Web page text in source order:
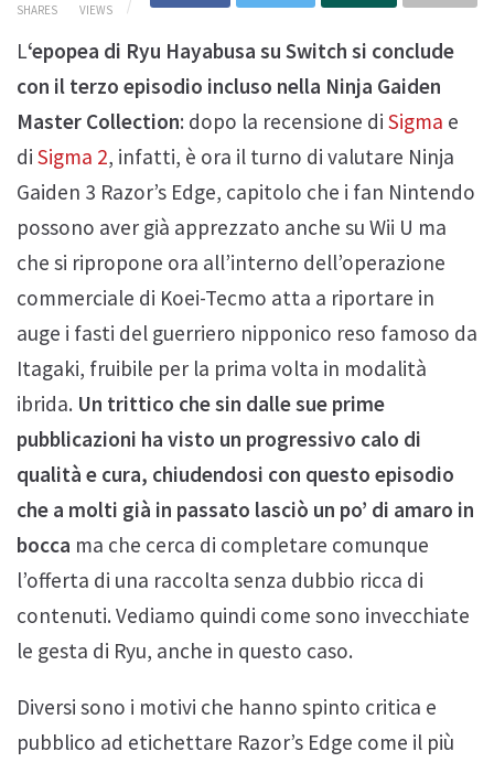
SHARES VIEWS
L‘epopea di Ryu Hayabusa su Switch si conclude
con il terzo episodio incluso nella Ninja Gaiden
Master Collection: dopo la recensione di Sigma e
di Sigma 2, infatti, è ora il turno di valutare Ninja
Gaiden 3 Razor’s Edge, capitolo che i fan Nintendo
possono aver già apprezzato anche su Wii U ma
che si ripropone ora all’interno dell’operazione
commerciale di Koei-Tecmo atta a riportare in
auge i fasti del guerriero nipponico reso famoso da
Itagaki, fruibile per la prima volta in modalità
ibrida. Un trittico che sin dalle sue prime
pubblicazioni ha visto un progressivo calo di
qualità e cura, chiudendosi con questo episodio
che a molti già in passato lasciò un po’ di amaro in
bocca ma che cerca di completare comunque
l’offerta di una raccolta senza dubbio ricca di
contenuti. Vediamo quindi come sono invecchiate
le gesta di Ryu, anche in questo caso.
Diversi sono i motivi che hanno spinto critica e
pubblico ad etichettare Razor’s Edge come il più